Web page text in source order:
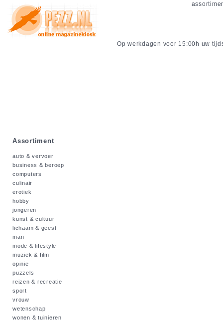
Op werkdagen voor 15:00h uw
Assortiment
auto & vervoer
business & beroep
computers
culinair
erotiek
hobby
jongeren
kunst & cultuur
lichaam & geest
man
mode & lifestyle
muziek & film
opinie
puzzels
reizen & recreatie
sport
vrouw
wetenschap
wonen & tuinieren